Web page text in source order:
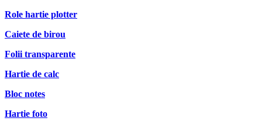
Role hartie plotter
Caiete de birou
Folii transparente
Hartie de calc
Bloc notes
Hartie foto